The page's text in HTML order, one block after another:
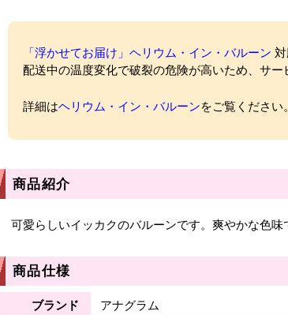
「浮かせてお届け」ヘリウム・イン・バルーン
配送中の温度変化で破裂の危険が高いため、サー
詳細はヘリウム・イン・バルーンをご覧ください。
商品紹介
可愛らしいイッカクのバルーンです。爽やかな色味
商品仕様
ブランド
アナグラム